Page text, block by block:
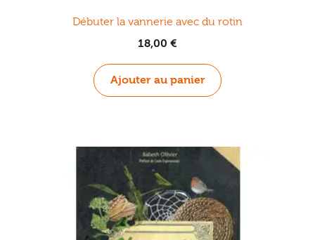
Débuter la vannerie avec du rotin
18,00 €
Ajouter au panier